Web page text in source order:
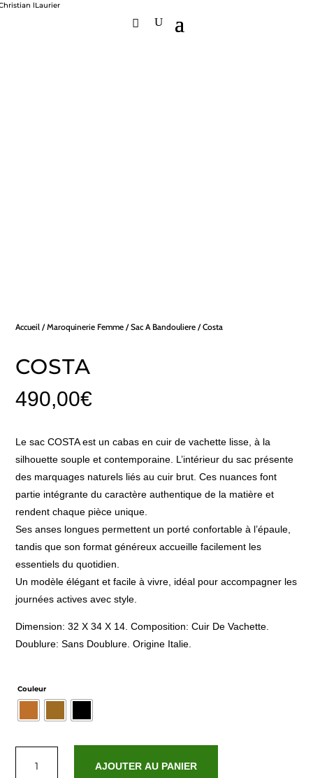
Accueil /Maroquinerie Femme /Sac A Bandouliere / Costa
COSTA
490,00€
Le sac COSTA est un cabas en cuir de vachette lisse, à la
silhouette souple et contemporaine. L’intérieur du sac présente
des marquages naturels liés au cuir brut. Ces nuances font
partie intégrante du caractère authentique de la matière et
rendent chaque pièce unique.
Ses anses longues permettent un porté confortable à l’épaule,
tandis que son format généreux accueille facilement les
essentiels du quotidien.
Un modèle élégant et facile à vivre, idéal pour accompagner les
journées actives avec style.
Dimension: 32 X 34 X 14. Composition: Cuir De Vachette.
Doublure: Sans Doublure. Origine Italie.
Couleur
AJOUTER AU PANIER